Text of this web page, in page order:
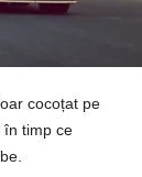
cocoțat pe
în timp ce